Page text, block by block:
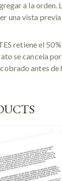
a la orden.
una vista
retiene el
se cancela
antes de